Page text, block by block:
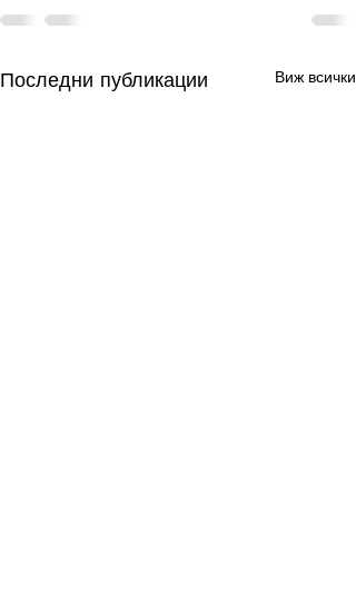
Последни публикации Виж всички